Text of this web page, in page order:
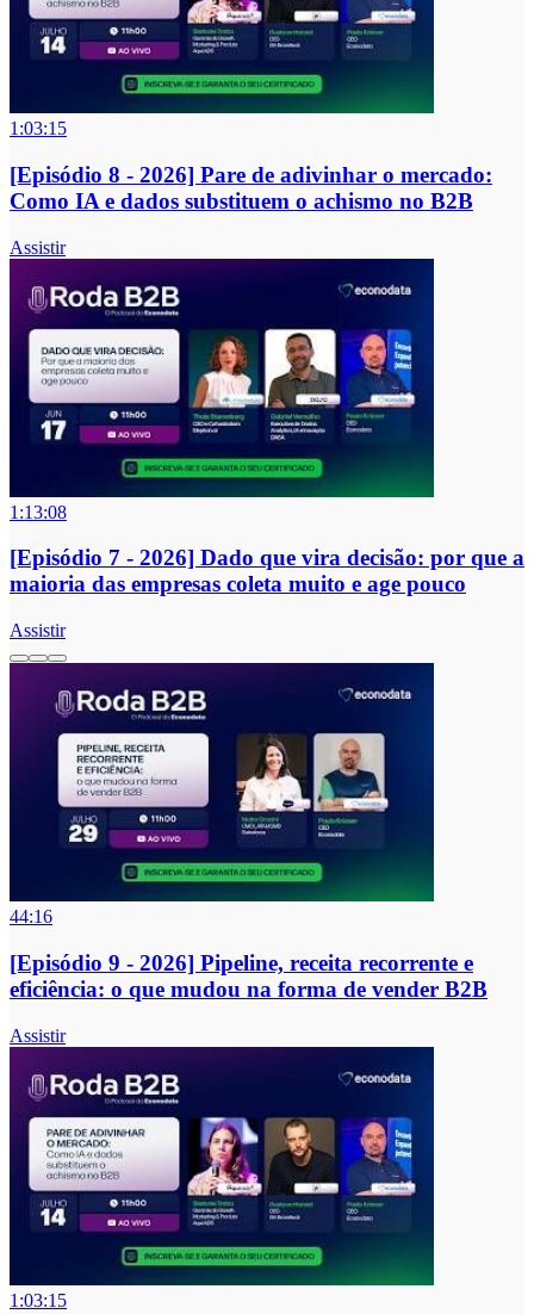
1:03:15
[Episódio 8 - 2026] Pare de adivinhar o mercado:
Como IA e dados substituem o achismo no B2B
Assistir
1:13:08
[Episódio 7 - 2026] Dado que vira decisão: por que a
maioria das empresas coleta muito e age pouco
Assistir
44:16
[Episódio 9 - 2026] Pipeline, receita recorrente e
eficiência: o que mudou na forma de vender B2B
Assistir
1:03:15